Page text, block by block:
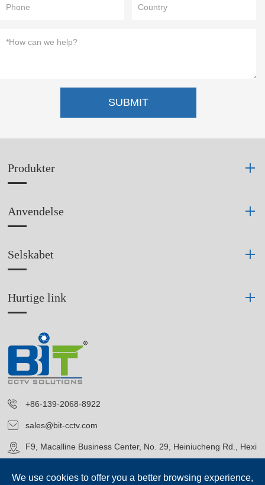
SUBMIT
Produkter
Anvendelse
Selskabet
Hurtige link
+86-139-2068-8922
sales@bit-cctv.com
F9, Macalline Business Center, No. 29, Heiniucheng Rd., Hexi
District, Tianjin, China
We use cookies to offer you a better browsing experience,